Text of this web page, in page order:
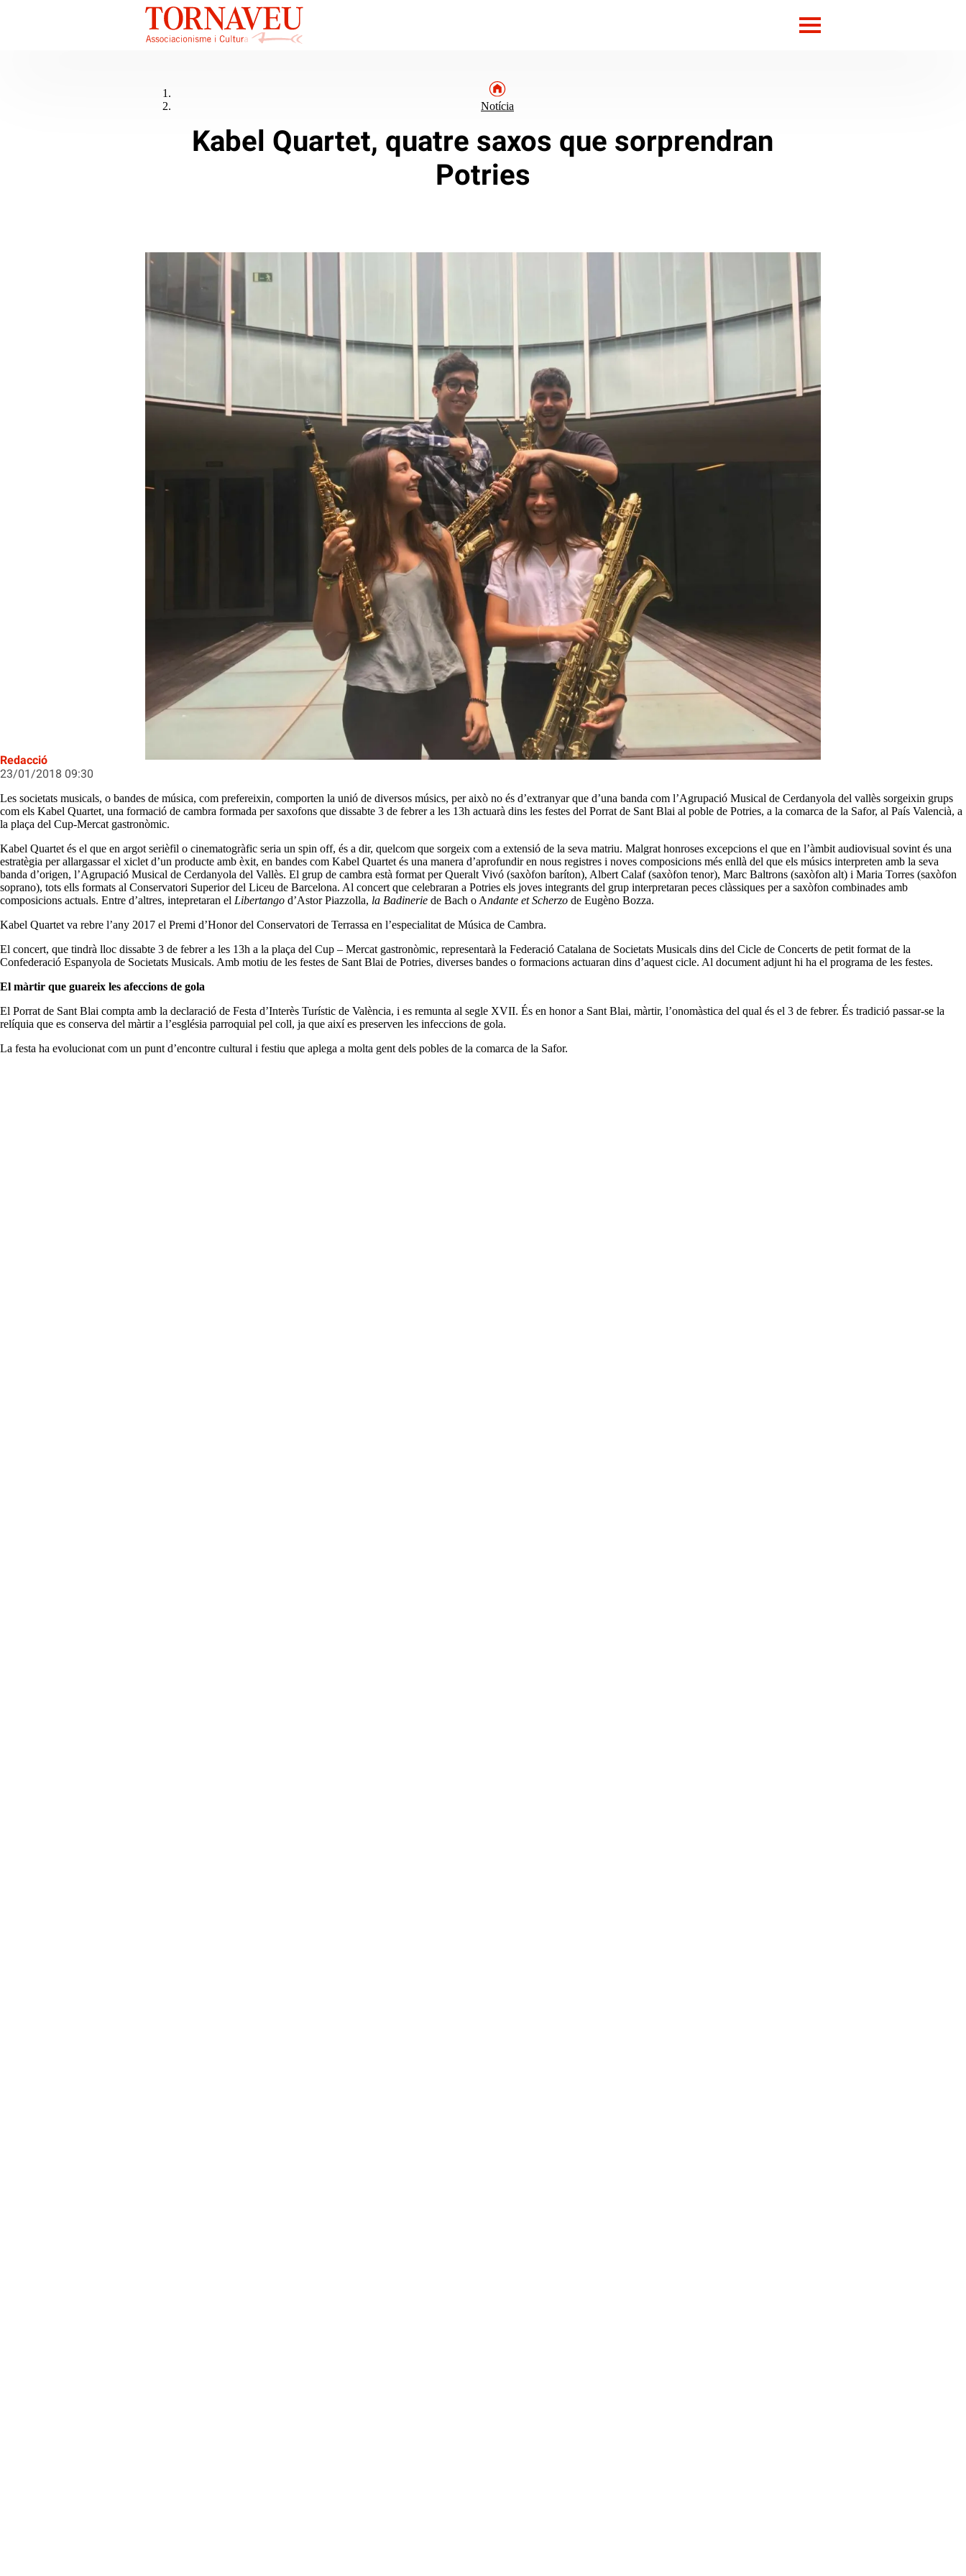
Kabel Quartet, quatre saxos que sorprendran Potries
Notícia
Kabel Quartet, quatre saxos que sorprendran
Potries
Redacció
23/01/2018 09:30
Les societats musicals, o bandes de música, com prefereixin, comporten la unió de diversos músics, per això no és d’extranyar que d’una banda com l’Agrupació Musical de Cerdanyola del vallès sorgeixin grups
com els Kabel Quartet, una formació de cambra formada per saxofons que dissabte 3 de febrer a les 13h actuarà dins les festes del Porrat de Sant Blai al poble de Potries, a la comarca de la Safor, al País Valencià, a
la plaça del Cup-Mercat gastronòmic.
Kabel Quartet és el que en argot serièfil o cinematogràfic seria un spin off, és a dir, quelcom que sorgeix com a extensió de la seva matriu. Malgrat honroses excepcions el que en l’àmbit audiovisual sovint és una
estratègia per allargassar el xiclet d’un producte amb èxit, en bandes com Kabel Quartet és una manera d’aprofundir en nous registres i noves composicions més enllà del que els músics interpreten amb la seva
banda d’origen, l’Agrupació Musical de Cerdanyola del Vallès. El grup de cambra està format per Queralt Vivó (saxòfon baríton), Albert Calaf (saxòfon tenor), Marc Baltrons (saxòfon alt) i Maria Torres (saxòfon
soprano), tots ells formats al Conservatori Superior del Liceu de Barcelona. Al concert que celebraran a Potries els joves integrants del grup interpretaran peces clàssiques per a saxòfon combinades amb
composicions actuals. Entre d’altres, intepretaran el Libertango d’Astor Piazzolla, la Badinerie de Bach o Andante et Scherzo de Eugèno Bozza.
Kabel Quartet va rebre l’any 2017 el Premi d’Honor del Conservatori de Terrassa en l’especialitat de Música de Cambra.
El concert, que tindrà lloc dissabte 3 de febrer a les 13h a la plaça del Cup – Mercat gastronòmic, representarà la Federació Catalana de Societats Musicals dins del Cicle de Concerts de petit format de la
Confederació Espanyola de Societats Musicals. Amb motiu de les festes de Sant Blai de Potries, diverses bandes o formacions actuaran dins d’aquest cicle. Al document adjunt hi ha el programa de les festes.
El màrtir que guareix les afeccions de gola
El Porrat de Sant Blai compta amb la declaració de Festa d’Interès Turístic de València, i es remunta al segle XVII. És en honor a Sant Blai, màrtir, l’onomàstica del qual és el 3 de febrer. És tradició passar-se la
relíquia que es conserva del màrtir a l’església parroquial pel coll, ja que així es preserven les infeccions de gola.
La festa ha evolucionat com un punt d’encontre cultural i festiu que aplega a molta gent dels pobles de la comarca de la Safor.